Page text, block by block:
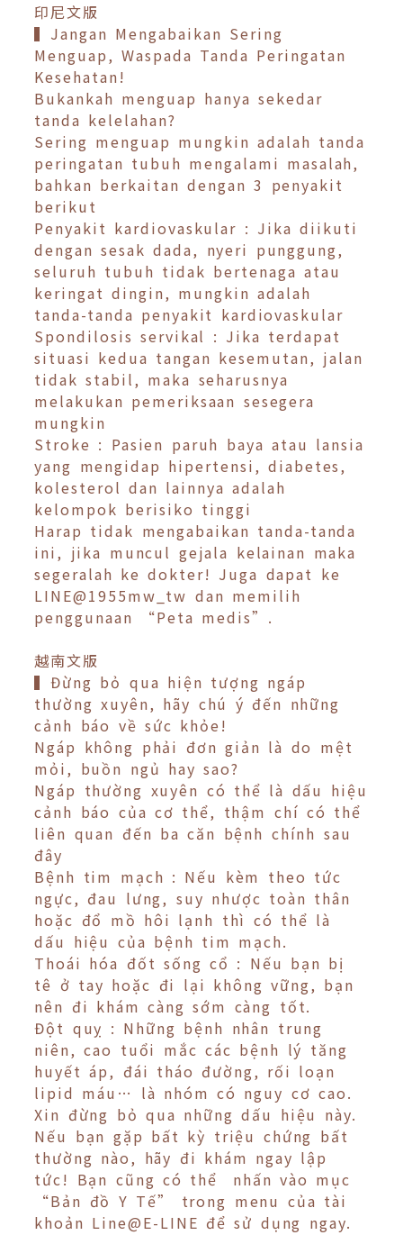
印尼文版
▍Jangan Mengabaikan Sering
Menguap, Waspada Tanda Peringatan
Kesehatan!
Bukankah menguap hanya sekedar
tanda kelelahan?
Sering menguap mungkin adalah tanda
peringatan tubuh mengalami masalah,
bahkan berkaitan dengan 3 penyakit
berikut
Penyakit kardiovaskular : Jika diikuti
dengan sesak dada, nyeri punggung,
seluruh tubuh tidak bertenaga atau
keringat dingin, mungkin adalah
tanda-tanda penyakit kardiovaskular
Spondilosis servikal : Jika terdapat
situasi kedua tangan kesemutan, jalan
tidak stabil, maka seharusnya
melakukan pemeriksaan sesegera
mungkin
Stroke : Pasien paruh baya atau lansia
yang mengidap hipertensi, diabetes,
kolesterol dan lainnya adalah
kelompok berisiko tinggi
Harap tidak mengabaikan tanda-tanda
ini, jika muncul gejala kelainan maka
segeralah ke dokter! Juga dapat ke
LINE@1955mw_tw dan memilih
penggunaan “Peta medis”.
越南文版
▍Đừng bỏ qua hiện tượng ngáp
thường xuyên, hãy chú ý đến những
cảnh báo về sức khỏe!
Ngáp không phải đơn giản là do mệt
mỏi, buồn ngủ hay sao?
Ngáp thường xuyên có thể là dấu hiệu
cảnh báo của cơ thể, thậm chí có thể
liên quan đến ba căn bệnh chính sau
đây
Bệnh tim mạch : Nếu kèm theo tức
ngực, đau lưng, suy nhược toàn thân
hoặc đổ mồ hôi lạnh thì có thể là
dấu hiệu của bệnh tim mạch.
Thoái hóa đốt sống cổ : Nếu bạn bị
tê ở tay hoặc đi lại không vững, bạn
nên đi khám càng sớm càng tốt.
Đột quỵ : Những bệnh nhân trung
niên, cao tuổi mắc các bệnh lý tăng
huyết áp, đái tháo đường, rối loạn
lipid máu… là nhóm có nguy cơ cao.
Xin đừng bỏ qua những dấu hiệu này.
Nếu bạn gặp bất kỳ triệu chứng bất
thường nào, hãy đi khám ngay lập
tức! Bạn cũng có thể nhấn vào mục
“Bản đồ Y Tế” trong menu của tài
khoản Line@E-LINE để sử dụng ngay.